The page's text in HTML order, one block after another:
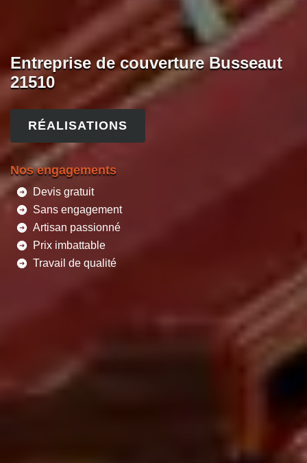
Entreprise de couverture Busseaut
21510
RÉALISATIONS
Nos engagements
Devis gratuit
Sans engagement
Artisan passionné
Prix imbattable
Travail de qualité